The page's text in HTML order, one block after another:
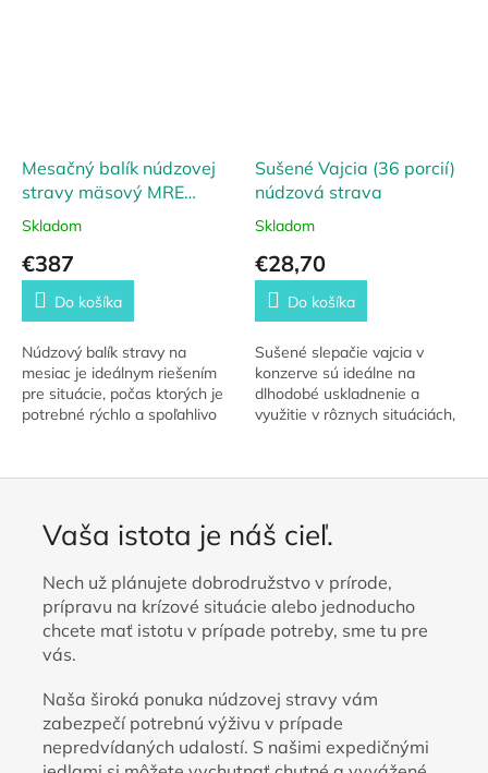
Mesačný balík núdzovej
stravy mäsový MRE
Survival (30 dňový)
Skladom
€387
Do košíka
Núdzový balík stravy na
mesiac je ideálnym riešením
pre situácie, počas ktorých je
potrebné rýchlo a spoľahlivo
trvanlivosťou a...
Sušené Vajcia (36 porcií)
núdzová strava
Skladom
€28,70
Do košíka
Sušené slepačie vajcia v
konzerve sú ideálne na
dlhodobé uskladnenie a
využitie v rôznych situáciách,
vákuovému baleniu,...
Vaša istota je náš cieľ.
Nech už plánujete dobrodružstvo v prírode,
prípravu na krízové situácie alebo jednoducho
chcete mať istotu v prípade potreby, sme tu pre
vás.
Naša široká ponuka núdzovej stravy vám
zabezpečí potrebnú výživu v prípade
nepredvídaných udalostí. S našimi expedičnými